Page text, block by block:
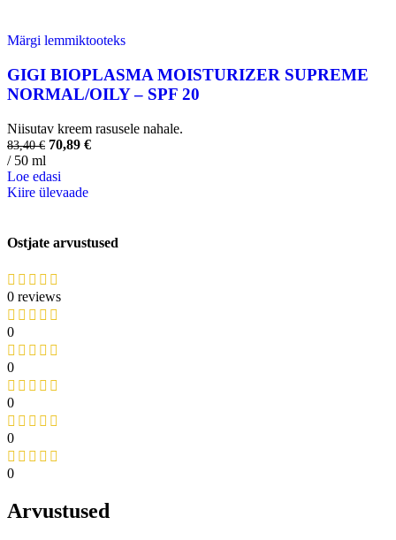
Märgi lemmiktooteks
GIGI BIOPLASMA MOISTURIZER SUPREME
NORMAL/OILY – SPF 20
Niisutav kreem rasusele nahale.
83,40€ 70,89 €
/ 50 ml
Loe edasi
Kiire ülevaade
Ostjate arvustused
0 reviews
0
0
0
0
0
Arvustused